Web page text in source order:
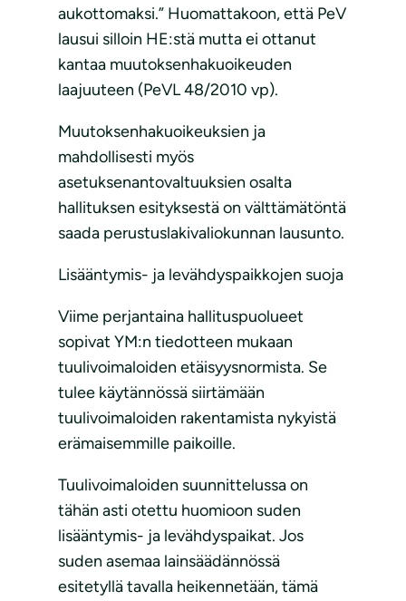
aukottomaksi.” Huomattakoon, että PeV
lausui silloin HE:stä mutta ei ottanut
kantaa muutoksenhakuoikeuden
laajuuteen (PeVL 48/2010 vp).
Muutoksenhakuoikeuksien ja
mahdollisesti myös
asetuksenantovaltuuksien osalta
hallituksen esityksestä on välttämätöntä
saada perustuslakivaliokunnan lausunto.
Lisääntymis- ja levähdyspaikkojen suoja
Viime perjantaina hallituspuolueet
sopivat YM:n tiedotteen mukaan
tuulivoimaloiden etäisyysnormista. Se
tulee käytännössä siirtämään
tuulivoimaloiden rakentamista nykyistä
erämaisemmille paikoille.
Tuulivoimaloiden suunnittelussa on
tähän asti otettu huomioon suden
lisääntymis- ja levähdyspaikat. Jos
suden asemaa lainsäädännössä
esitetyllä tavalla heikennetään, tämä